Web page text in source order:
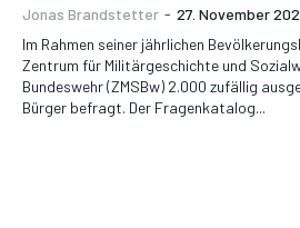
Jonas Brandstetter - 27. November
Im Rahmen seiner jährlichen
Zentrum für Militärgeschichte und
Bundeswehr (ZMSBw) 2.000 zufällig
Bürger befragt. Der Fragenkatalog...